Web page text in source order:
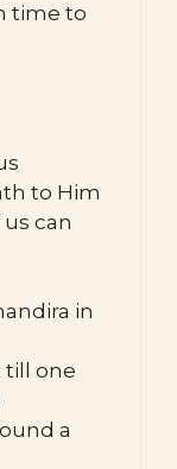
time to
to Him
can
in
till one
a